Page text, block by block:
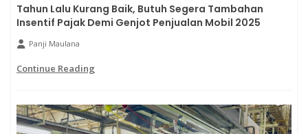
Tahun Lalu Kurang Baik, Butuh Segera Tambahan
Insentif Pajak Demi Genjot Penjualan Mobil 2025
Panji Maulana
Continue Reading